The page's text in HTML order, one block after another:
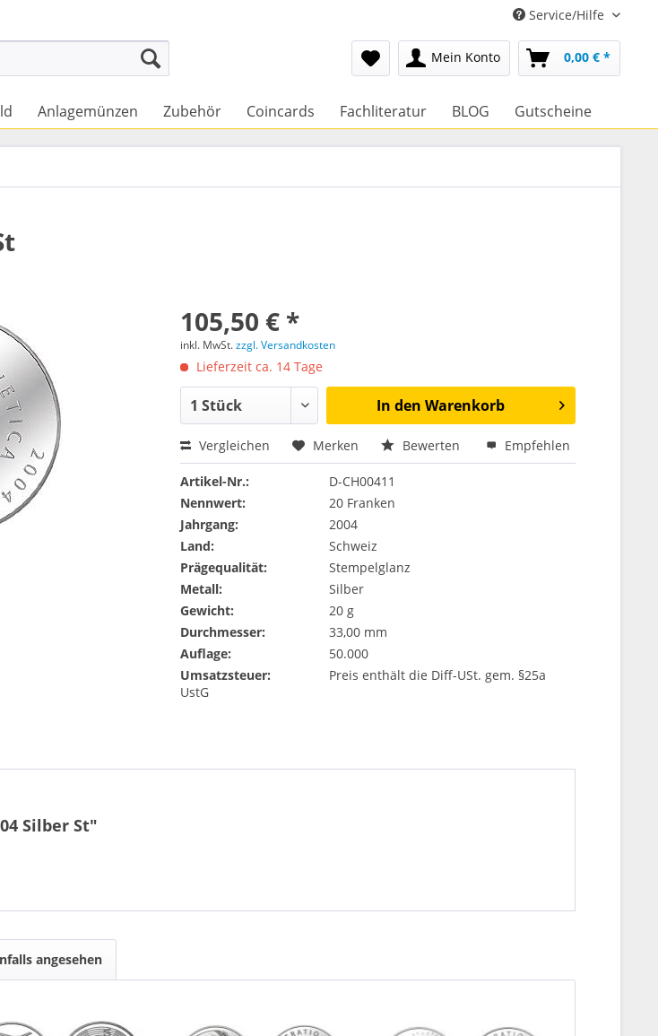
Service/Hilfe
Mein Konto 0,00 € *
Anlagemünzen Zubehör Coincards Fachliteratur BLOG Gutscheine
105,50 € *
inkl. MwSt.zzgl. Versandkosten
Lieferzeit ca. 14 Tage
In den Warenkorb
Vergleichen Merken Bewerten Empfehlen
Artikel-Nr.:
D-CH00411
Nennwert:
20 Franken
Jahrgang:
2004
Land:
Schweiz
Prägequalität:
Stempelglanz
Metall:
Silber
Gewicht:
20 g
Durchmesser:
33,00 mm
Auflage:
50.000
Umsatzsteuer:
Preis enthält die Diff-USt. gem. §25a
UstG
Silber St"
angesehen